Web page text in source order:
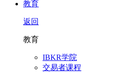
教育
返回
教育
IBKR学院
交易者课程